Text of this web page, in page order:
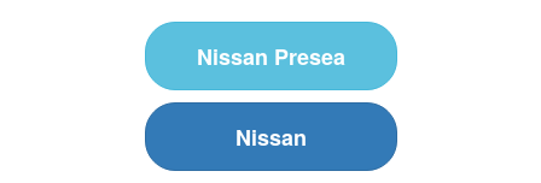
Nissan Presea
Nissan